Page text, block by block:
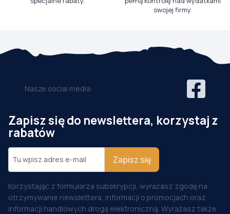
swojej firmy.
Nasze social media:
Zapisz się do newslettera, korzystaj z
rabatów
Zapisz się
Korzystając z formularza subskrypcji, wyrażasz zgodę na
otrzymywanie newslettera, informacji o promocjach oraz
informacji handlowych drogą elektroniczną. Wyrażasz także